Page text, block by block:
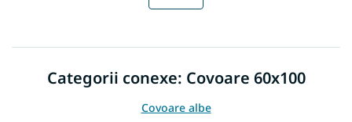
l
l
i
Categorii conexe: Covoare 60x100
Covoare albe